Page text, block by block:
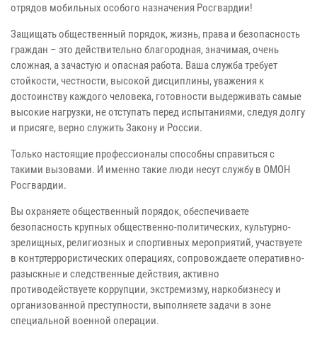
отрядов мобильных особого назначения Росгвардии!
Защищать общественный порядок, жизнь, права и безопасность
граждан – это действительно благородная, значимая, очень
сложная, а зачастую и опасная работа. Ваша служба требует
стойкости, честности, высокой дисциплины, уважения к
достоинству каждого человека, готовности выдерживать самые
высокие нагрузки, не отступать перед испытаниями, следуя долгу
и присяге, верно служить Закону и России.
Только настоящие профессионалы способны справиться с
такими вызовами. И именно такие люди несут службу в ОМОН
Росгвардии.
Вы охраняете общественный порядок, обеспечиваете
безопасность крупных общественно-политических, культурно-
зрелищных, религиозных и спортивных мероприятий, участвуете
в контртеррористических операциях, сопровождаете оперативно-
разыскные и следственные действия, активно
противодействуете коррупции, экстремизму, наркобизнесу и
организованной преступности, выполняете задачи в зоне
специальной военной операции.